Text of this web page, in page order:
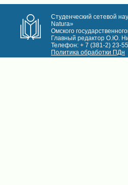
Студенческий сетевой
Natura»
Омского
Главный редактор О.Ю.
Телефон: + 7 (381-2) 23-
Политика обработки ПДн